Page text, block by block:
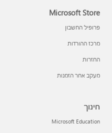
Microsoft Store
פרופיל החשבון
מרכז ההורדות
החזרות
מעקב אחר הזמנות
חינוך
Microsoft Education